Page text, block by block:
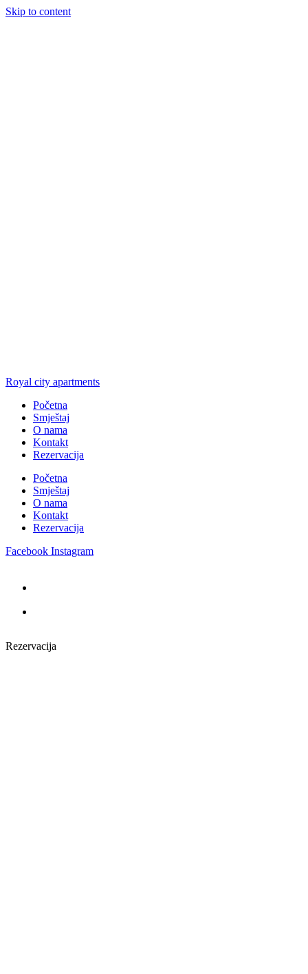
Skip to content
Royal city apartments
Početna
Smještaj
O nama
Kontakt
Rezervacija
Početna
Smještaj
O nama
Kontakt
Rezervacija
Facebook Instagram
Rezervacija